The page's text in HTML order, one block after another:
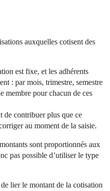
auxquelles cotisent des
est fixe, et les adhérents
: par mois, trimestre, semestre
membre pour chacun de ces
de contribuer plus que ce
au moment de la saisie.
sont proportionnés aux
pas possible d’utiliser le type
lier le montant de la cotisation